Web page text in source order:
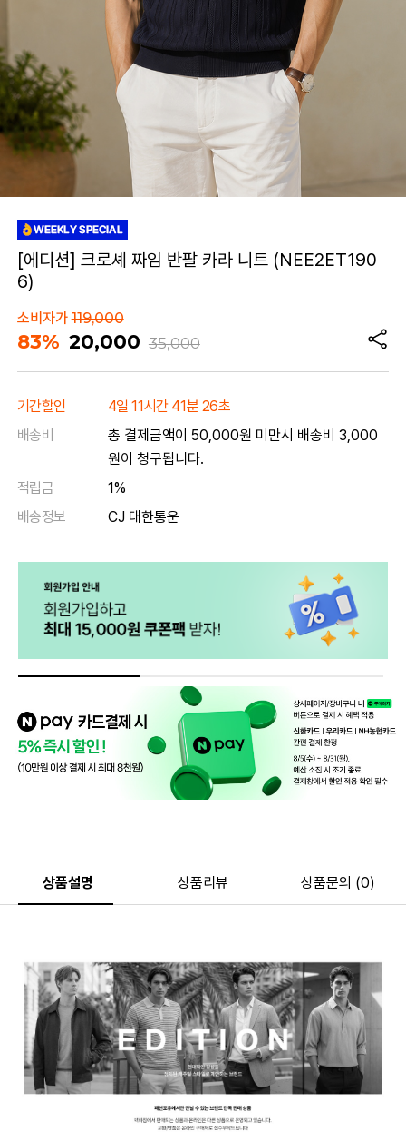
[에디션] 크로셰 짜임 반팔 카라 니트 (NEE2ET190
6)
소비자가119,000
83% 20,000 35,000
기간할인
4일 11시간 41분 26초
배송비
총 결제금액이 50,000원 미만시 배송비 3,000
원이 청구됩니다.
적립금
1%
배송정보
CJ 대한통운
상품설명 상품리뷰 상품문의 (0)